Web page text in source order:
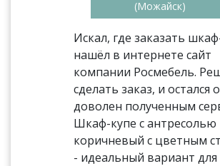
(Можайск)
Искал, где заказать
нашёл в интернете сайт
компании Росмебель.
сделать заказ, и остался
доволен полученным
Шкаф-купе с антресолью
коричневый с цветным
- идеальный вариант